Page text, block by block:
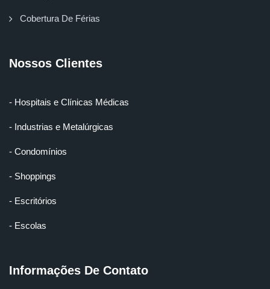
Cobertura De Férias
Nossos Clientes
- Hospitais e Clínicas Médicas
- Industrias e Metalúrgicas
- Condomínios
- Shoppings
- Escritórios
- Escolas
Informações De Contato